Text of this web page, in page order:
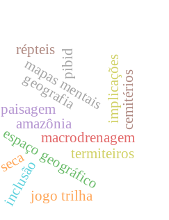
mapas mentais
espaço geográfico
geografia
paisagem
amazônia
pibid
macrodrenagem
implicações
inclusão
cemitérios
jogo trilha
répteis
seca termiteiros